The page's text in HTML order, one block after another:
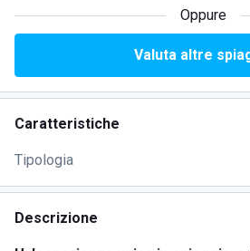
Oppure
Valuta altre
Caratteristiche
Tipologia
Descrizione